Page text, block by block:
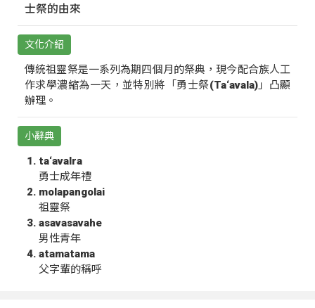
士祭的由來
文化介紹
傳統祖靈祭是一系列為期四個月的祭典，現今配合族人工
作求學濃縮為一天，並特別將「勇士祭(Ta‘avala)」凸顯
辦理。
小辭典
ta‘avalra
勇士成年禮
molapangolai
祖靈祭
asavasavahe
男性青年
atamatama
父字輩的稱呼